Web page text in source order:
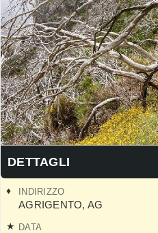
DETTAGLI
INDIRIZZO
AGRIGENTO, AG
DATA